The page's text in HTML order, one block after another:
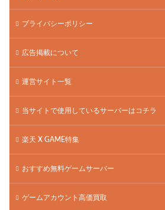
プライバシーポリシー
広告掲載について
運営サイト一覧
当サイトで使用しているサーバーはコチラ
楽天 X GAME特集
おすすめ無料ゲームサーバー
ゲームアカウント高価買取